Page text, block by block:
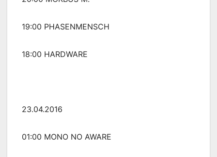
19:00 PHASENMENSCH
18:00 HARDWARE
23.04.2016
01:00 MONO NO AWARE